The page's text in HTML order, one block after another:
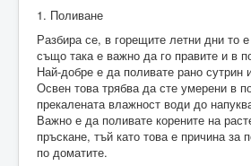
1. Поливане
Разбира се, в горещите летни дни то
също така е важно да го правите и в
Най-добре е да поливате рано сутрин
Освен това трябва да сте умерени в
прекалената влажност води до
Важно е да поливате корените на
пръскане, тъй като това е причина за
по доматите.